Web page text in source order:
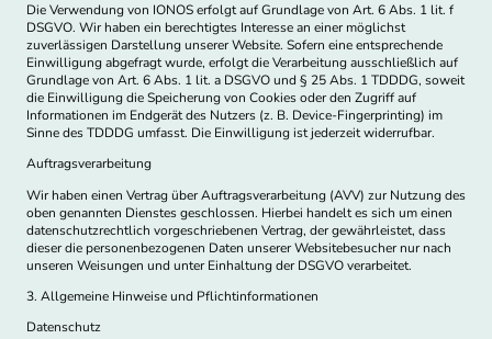
Die Verwendung von IONOS erfolgt auf Grundlage von Art. 6 Abs. 1 lit. f
DSGVO. Wir haben ein berechtigtes Interesse an einer möglichst
zuverlässigen Darstellung unserer Website. Sofern eine entsprechende
Einwilligung abgefragt wurde, erfolgt die Verarbeitung ausschließlich auf
Grundlage von Art. 6 Abs. 1 lit. a DSGVO und § 25 Abs. 1 TDDDG, soweit
die Einwilligung die Speicherung von Cookies oder den Zugriff auf
Informationen im Endgerät des Nutzers (z. B. Device-Fingerprinting) im
Sinne des TDDDG umfasst. Die Einwilligung ist jederzeit widerrufbar.
Auftragsverarbeitung
Wir haben einen Vertrag über Auftragsverarbeitung (AVV) zur Nutzung des
oben genannten Dienstes geschlossen. Hierbei handelt es sich um einen
datenschutzrechtlich vorgeschriebenen Vertrag, der gewährleistet, dass
dieser die personenbezogenen Daten unserer Websitebesucher nur nach
unseren Weisungen und unter Einhaltung der DSGVO verarbeitet.
3. Allgemeine Hinweise und Pflicht­informationen
Datenschutz